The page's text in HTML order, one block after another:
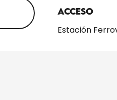
Acceso
Acceso
Estación